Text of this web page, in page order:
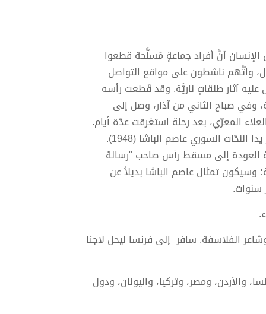
السوري لحقوق الإنسان أنَّ أفراد جماعةٍ مُسلَّحة قطعوا
واتَّهم ناشطون على مواقع التواصل
عليه آثار طلقاتٍ ناريَّة. وقد قُطعت رأسه
صباح الثاني من آذار، وصل إلى
المعرّي، بعد رحلة استغرقت عدّة أيام.
لقد انطلق التمثال من مدينة غرناطة الإسبانية، حيثُ شكّلته من البرونز يدا النحّات السوري عاصم الباشا (1948).
العودة إلى مسقط رأس صاحب "رسالة
وسيكون تمثال عاصم الباشا بديلاً عن
الفلاسفة. سافر إلى فرنسا ليحل لاجئا
والأردن، ومصر، وتركيا، واليونان، ودول